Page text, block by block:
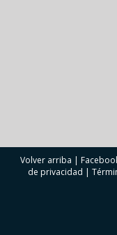
Volver arriba |
de privacidad |